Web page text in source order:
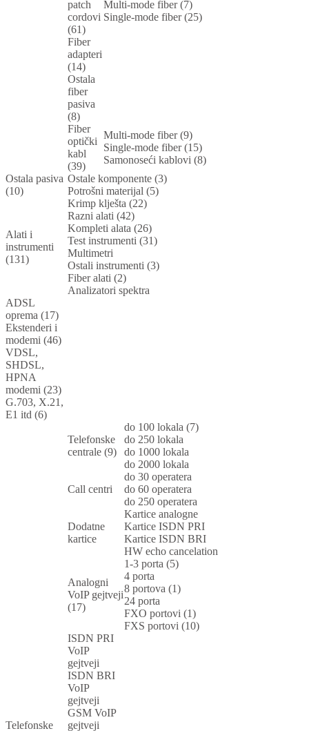
patch
cordovi
(61)
Multi-mode fiber (7)
Single-mode fiber (25)
Fiber
adapteri
(14)
Ostala
fiber
pasiva
(8)
Fiber
optički
kabl
(39)
Multi-mode fiber (9)
Single-mode fiber (15)
Samonoseći kablovi (8)
Ostala pasiva
(10)
Ostale komponente (3)
Potrošni materijal (5)
Alati i
instrumenti
(131)
Krimp klješta (22)
Razni alati (42)
Kompleti alata (26)
Test instrumenti (31)
Multimetri
Ostali instrumenti (3)
Fiber alati (2)
Analizatori spektra
ADSL
oprema (17)
Ekstenderi i
modemi (46)
VDSL,
SHDSL,
HPNA
modemi (23)
G.703, X.21,
E1 itd (6)
Telefonske
Telefonske
centrale (9)
do 100 lokala (7)
do 250 lokala
do 1000 lokala
do 2000 lokala
Call centri
do 30 operatera
do 60 operatera
do 250 operatera
Dodatne
kartice
Kartice analogne
Kartice ISDN PRI
Kartice ISDN BRI
HW echo cancelation
Analogni
VoIP gejtveji
(17)
1-3 porta (5)
4 porta
8 portova (1)
24 porta
FXO portovi (1)
FXS portovi (10)
ISDN PRI
VoIP
gejtveji
ISDN BRI
VoIP
gejtveji
GSM VoIP
gejtveji